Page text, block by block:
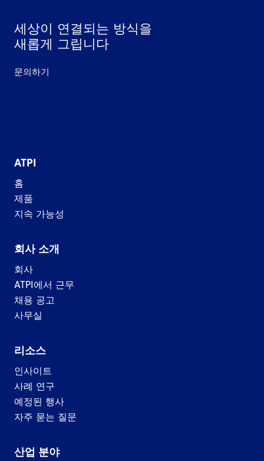
세상이 연결되는 방식을
새롭게 그립니다
문의하기
ATPI
홈
제품
지속 가능성
회사 소개
회사
ATPI에서 근무
채용 공고
사무실
리소스
인사이트
사례 연구
예정된 행사
자주 묻는 질문
산업 분야